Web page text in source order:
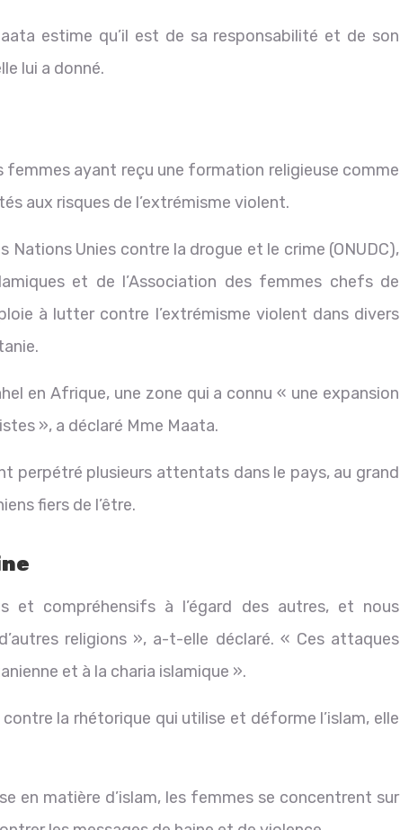
estime qu’il est de sa responsabilité et de son
lui a donné.
femmes ayant reçu une formation religieuse comme
aux risques de l’extrémisme violent.
Nations Unies contre la drogue et le crime (ONUDC),
et de l’Association des femmes chefs de
à lutter contre l’extrémisme violent dans divers
en Afrique, une zone qui a connu « une expansion
», a déclaré Mme Maata.
perpétré plusieurs attentats dans le pays, au grand
fiers de l’être.
et compréhensifs à l’égard des autres, et nous
religions », a-t-elle déclaré. « Ces attaques
et à la charia islamique ».
la rhétorique qui utilise et déforme l’islam, elle
en matière d’islam, les femmes se concentrent sur